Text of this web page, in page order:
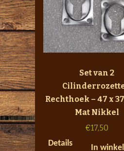
Set van 2
Rechthoek – 47 x
Mat Nikkel
€17,50
Details
In